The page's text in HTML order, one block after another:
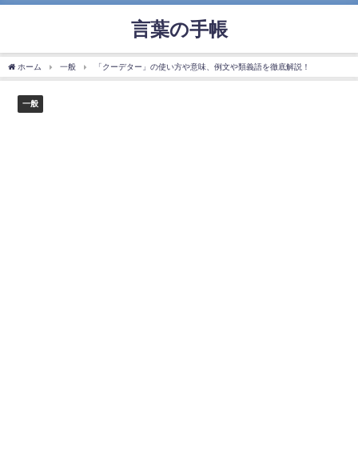
言葉の手帳
ホーム 一般 「クーデター」の使い方や意味、例文や類義語を徹底解説！
一般